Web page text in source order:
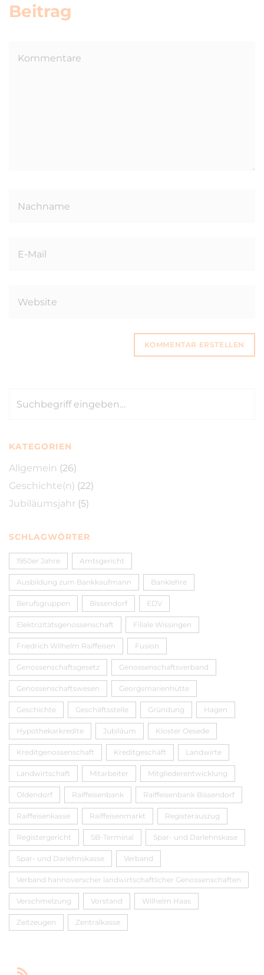
Beitrag
KATEGORIEN
Allgemein (26)
Geschichte(n) (22)
Jubiläumsjahr (5)
SCHLAGWÖRTER
1950er Jahre Amtsgericht
Ausbildung zum Bankkaufmann Banklehre
Berufsgruppen Bissendorf EDV
Elektrizitätsgenossenschaft Filiale Wissingen
Friedrich Wilhelm Raiffeisen Fusion
Genossenschaftsgesetz Genossenschaftsverband
Genossenschaftswesen Georgsmarienhütte
Geschichte Geschäftsstelle Gründung Hagen
Hypothekarkredite Jubiläum Kloster Oesede
Kreditgenossenschaft Kreditgeschäft Landwirte
Landwirtschaft Mitarbeiter Mitgliederentwicklung
Oldendorf Raiffeisenbank Raiffeisenbank Bissendorf
Raiffeisenkasse Raiffeisenmarkt Registerauszug
Registergericht SB-Terminal Spar- und Darlehnskase
Spar- und Darlehnskasse Verband
Verband hannoverscher landwirtschaftlicher Genossenschaften
Verschmelzung Vorstand Wilhelm Haas
Zeitzeugen Zentralkasse